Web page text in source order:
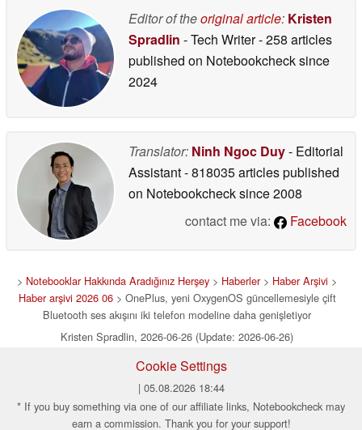
ortaya koyuyor
02/19/2026
güncellemesini
02/13/2026
Editor of theoriginal article: Kristen
Spradlin - Tech Writer- 258 articles
published on Notebookchecksince
2024
Translator: Ninh Ngoc Duy- Editorial
Assistant- 818035 articles published
on Notebookchecksince 2008
contact me via:
Facebook
> Notebooklar Hakkında Aradığınız Herşey > Haberler> Haber Arşivi >
Haber arşivi 2026 06> OnePlus, yeni OxygenOS güncellemesiyle çift
Bluetooth ses akışını iki telefon modeline daha genişletiyor
Kristen Spradlin, 2026-06-26 (Update: 2026-06-26)
Cookie Settings
| 05.08.2026 18:44
* If you buy something via one of our affiliate links, Notebookcheck may
earn a commission. Thank you for your support!